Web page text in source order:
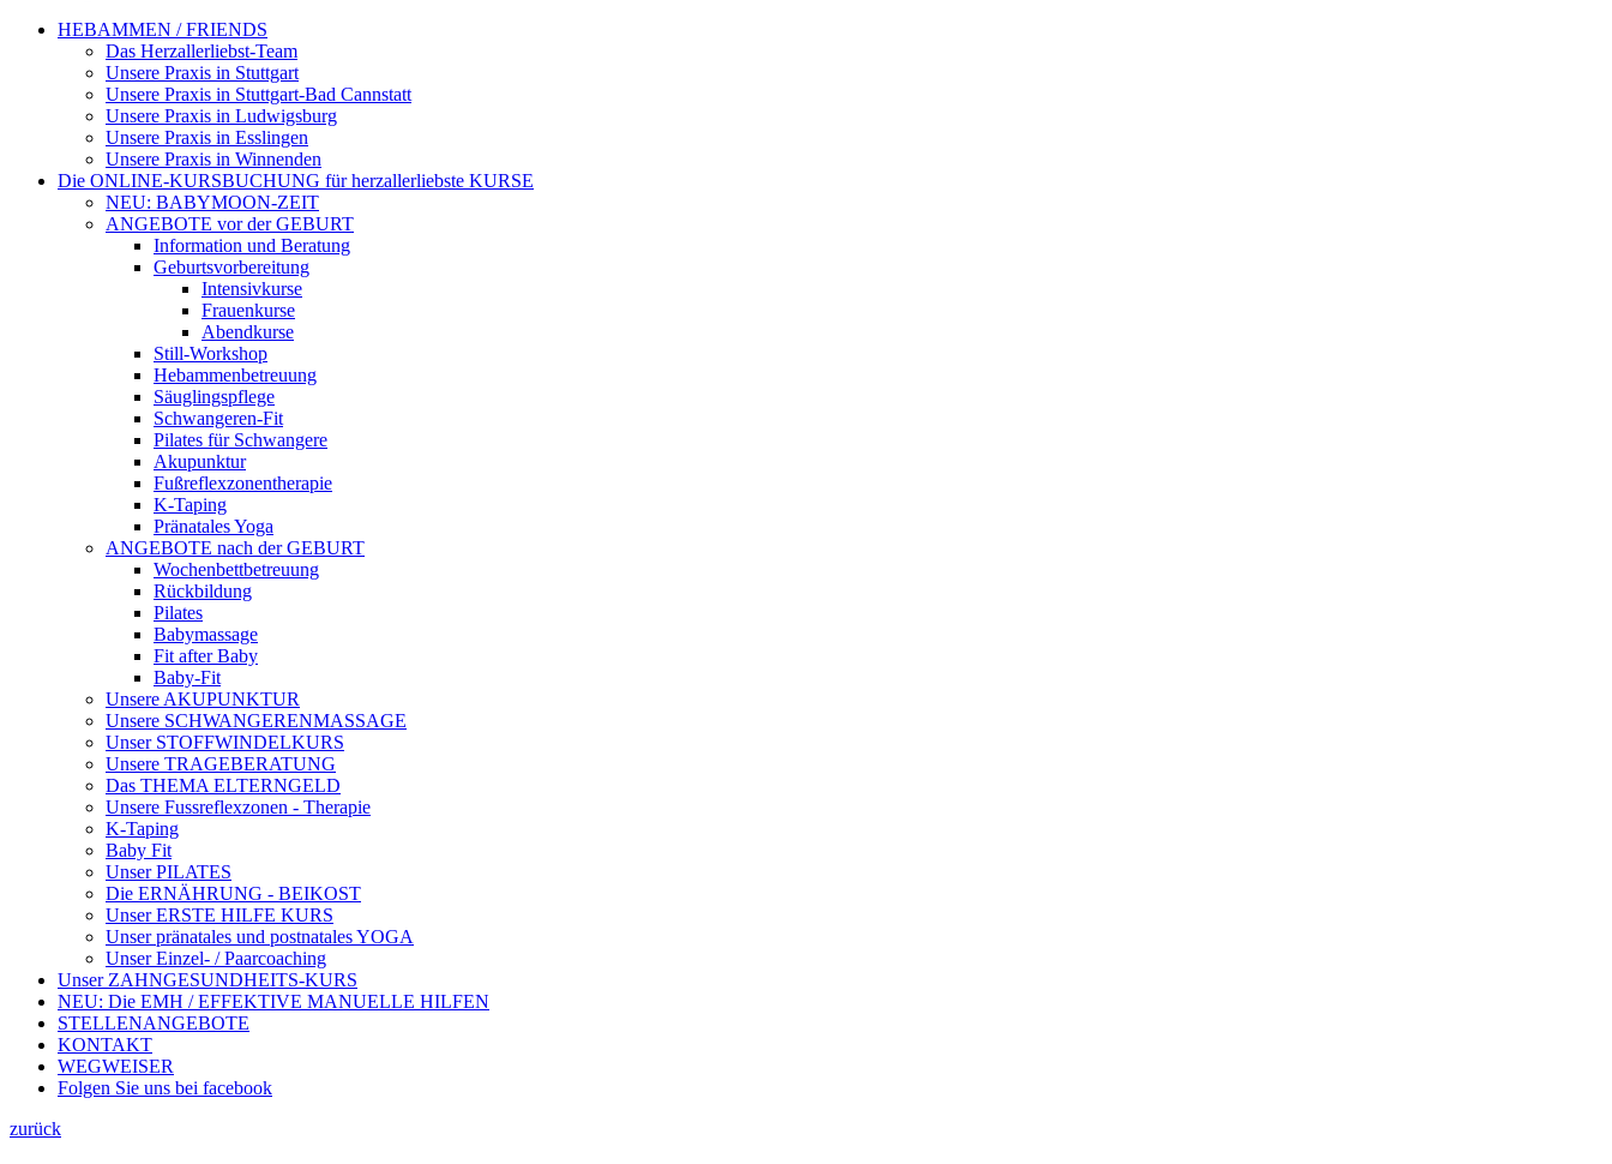
HEBAMMEN / FRIENDS
Das Herzallerliebst-Team
Unsere Praxis in Stuttgart
Unsere Praxis in Stuttgart-Bad Cannstatt
Unsere Praxis in Ludwigsburg
Unsere Praxis in Esslingen
Unsere Praxis in Winnenden
Die ONLINE-KURSBUCHUNG für herzallerliebste KURSE
NEU: BABYMOON-ZEIT
ANGEBOTE vor der GEBURT
Information und Beratung
Geburtsvorbereitung
Intensivkurse
Frauenkurse
Abendkurse
Still-Workshop
Hebammenbetreuung
Säuglingspflege
Schwangeren-Fit
Pilates für Schwangere
Akupunktur
Fußreflexzonentherapie
K-Taping
Pränatales Yoga
ANGEBOTE nach der GEBURT
Wochenbettbetreuung
Rückbildung
Pilates
Babymassage
Fit after Baby
Baby-Fit
Unsere AKUPUNKTUR
Unsere SCHWANGERENMASSAGE
Unser STOFFWINDELKURS
Unsere TRAGEBERATUNG
Das THEMA ELTERNGELD
Unsere Fussreflexzonen - Therapie
K-Taping
Baby Fit
Unser PILATES
Die ERNÄHRUNG - BEIKOST
Unser ERSTE HILFE KURS
Unser pränatales und postnatales YOGA
Unser Einzel- / Paarcoaching
Unser ZAHNGESUNDHEITS-KURS
NEU: Die EMH / EFFEKTIVE MANUELLE HILFEN
STELLENANGEBOTE
KONTAKT
WEGWEISER
Folgen Sie uns bei facebook
zurück